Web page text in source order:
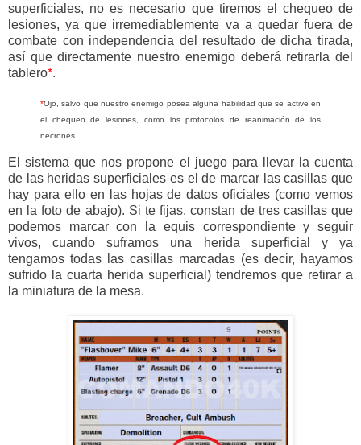
superficiales, no es necesario que tiremos el chequeo de
lesiones, ya que irremediablemente va a quedar fuera de
combate con independencia del resultado de dicha tirada,
así que directamente nuestro enemigo deberá retirarla del
tablero*.
*Ojo, salvo que nuestro enemigo posea alguna habilidad que se active en
el chequeo de lesiones, como los protocolos de reanimación de los
necrones.
El sistema que nos propone el juego para llevar la cuenta
de las heridas superficiales es el de marcar las casillas que
hay para ello en las hojas de datos oficiales (como vemos
en la foto de abajo). Si te fijas, constan de tres casillas que
podemos marcar con la equis correspondiente y seguir
vivos, cuando suframos una herida superficial y ya
tengamos todas las casillas marcadas (es decir, hayamos
sufrido la cuarta herida superficial) tendremos que retirar a
la miniatura de la mesa.